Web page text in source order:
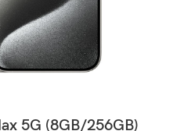
5G (8GB/256GB)